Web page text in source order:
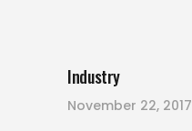
Industry
November 22, 2017